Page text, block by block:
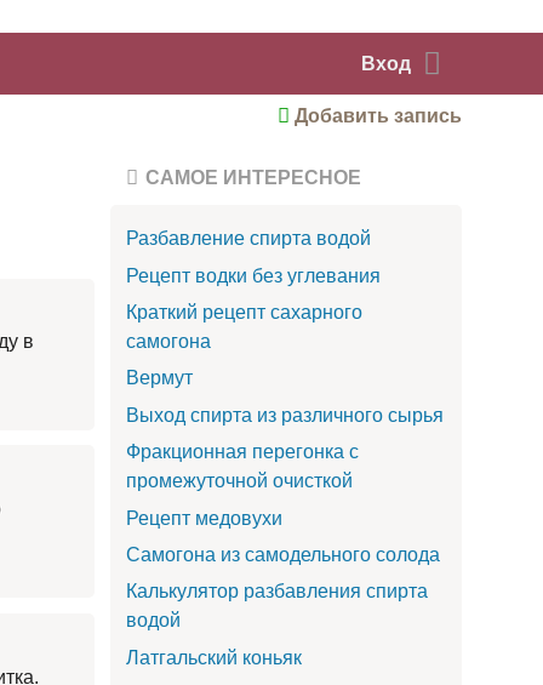
Вход
Добавить запись
в
САМОЕ ИНТЕРЕСНОЕ
Разбавление спирта водой
Рецепт водки без углевания
Краткий рецепт сахарного
самогона
Вермут
Выход спирта из различного сырья
Фракционная перегонка с
промежуточной очисткой
Рецепт медовухи
Самогона из самодельного солода
Калькулятор разбавления спирта
водой
Латгальский коньяк